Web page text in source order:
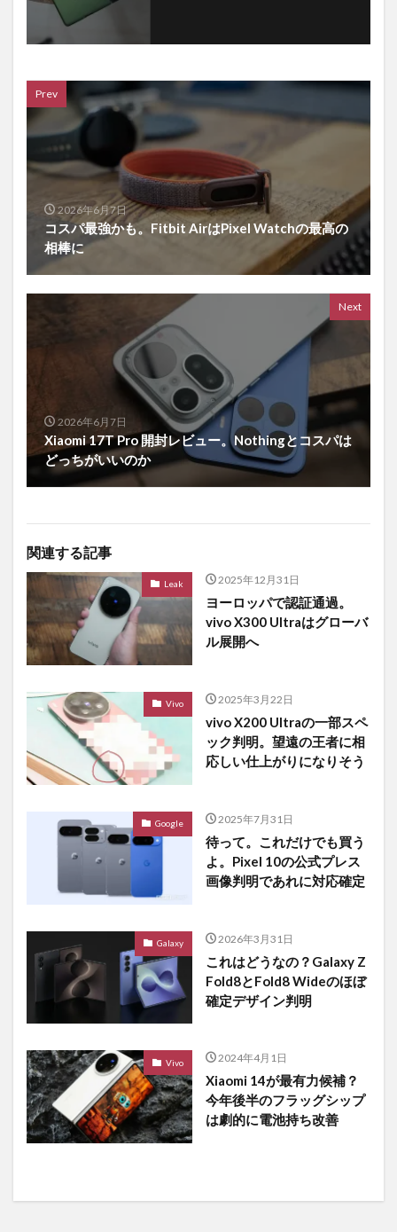
Prev
2026年6月7日
コスパ最強かも。Fitbit AirはPixel Watchの最高の
相棒に
Next
2026年6月7日
Xiaomi 17T Pro 開封レビュー。Nothingとコスパは
どっちがいいのか
関連する記事
Leak 2025年12月31日
ヨーロッパで認証通過。
vivo X300 Ultraはグローバ
ル展開へ
Vivo 2025年3月22日
vivo X200 Ultraの一部スペ
ック判明。望遠の王者に相
応しい仕上がりになりそう
Google 2025年7月31日
待って。これだけでも買う
よ。Pixel 10の公式プレス
画像判明であれに対応確定
Galaxy 2026年3月31日
これはどうなの？Galaxy Z
Fold8とFold8 Wideのほぼ
確定デザイン判明
Vivo 2024年4月1日
Xiaomi 14が最有力候補？
今年後半のフラッグシップ
は劇的に電池持ち改善